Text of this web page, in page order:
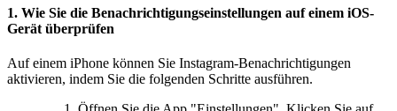
1. Wie Sie die Benachrichtigungseinstellungen auf einem iOS-
Gerät überprüfen
Auf einem iPhone können Sie Instagram-Benachrichtigungen
aktivieren, indem Sie die folgenden Schritte ausführen.